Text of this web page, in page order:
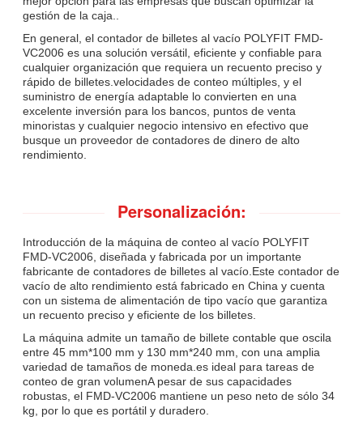
gestión de la caja..
En general, el contador de billetes al vacío POLYFIT FMD-
VC2006 es una solución versátil, eficiente y confiable para
cualquier organización que requiera un recuento preciso y
rápido de billetes.velocidades de conteo múltiples, y el
suministro de energía adaptable lo convierten en una
excelente inversión para los bancos, puntos de venta
minoristas y cualquier negocio intensivo en efectivo que
busque un proveedor de contadores de dinero de alto
rendimiento.
Personalización:
Introducción de la máquina de conteo al vacío POLYFIT
FMD-VC2006, diseñada y fabricada por un importante
fabricante de contadores de billetes al vacío.Este contador de
vacío de alto rendimiento está fabricado en China y cuenta
con un sistema de alimentación de tipo vacío que garantiza
un recuento preciso y eficiente de los billetes.
La máquina admite un tamaño de billete contable que oscila
entre 45 mm*100 mm y 130 mm*240 mm, con una amplia
variedad de tamaños de moneda.es ideal para tareas de
conteo de gran volumenA pesar de sus capacidades
robustas, el FMD-VC2006 mantiene un peso neto de sólo 34
kg, por lo que es portátil y duradero.